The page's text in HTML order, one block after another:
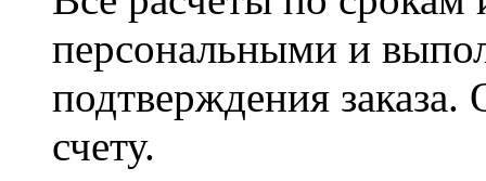
персональными и
подтверждения заказа.
счету.